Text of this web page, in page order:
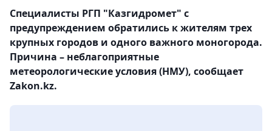
Специалисты РГП "Казгидромет" с
предупреждением обратились к жителям трех
крупных городов и одного важного моногорода.
Причина – неблагоприятные
метеорологические условия (НМУ), сообщает
Zakon.kz.